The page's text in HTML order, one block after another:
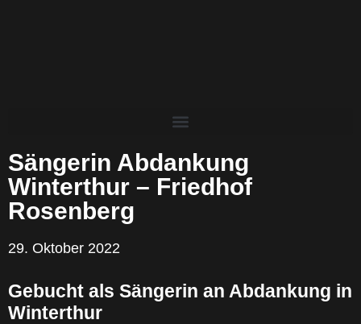
Sängerin Abdankung
Winterthur – Friedhof
Rosenberg
29. Oktober 2022
Gebucht als Sängerin an Abdankung in
Winterthur